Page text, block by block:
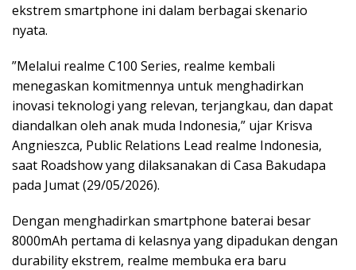
ekstrem smartphone ini dalam berbagai skenario
nyata.
​”Melalui realme C100 Series, realme kembali
menegaskan komitmennya untuk menghadirkan
inovasi teknologi yang relevan, terjangkau, dan dapat
diandalkan oleh anak muda Indonesia,” ujar Krisva
Angnieszca, Public Relations Lead realme Indonesia,
saat Roadshow yang dilaksanakan di Casa Bakudapa
pada Jumat (29/05/2026).
​Dengan menghadirkan smartphone baterai besar
8000mAh pertama di kelasnya yang dipadukan dengan
durability ekstrem, realme membuka era baru